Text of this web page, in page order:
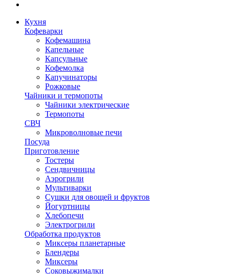
Кухня
Кофеварки
Кофемашина
Капельные
Капсульные
Кофемолка
Капучинаторы
Рожковые
Чайники и термопоты
Чайники электрические
Термопоты
СВЧ
Микроволновые печи
Посуда
Приготовление
Тостеры
Сендвичницы
Аэрогрили
Мультиварки
Сушки для овощей и фруктов
Йогуртницы
Хлебопечи
Электрогрили
Обработка продуктов
Миксеры планетарные
Блендеры
Миксеры
Соковыжималки